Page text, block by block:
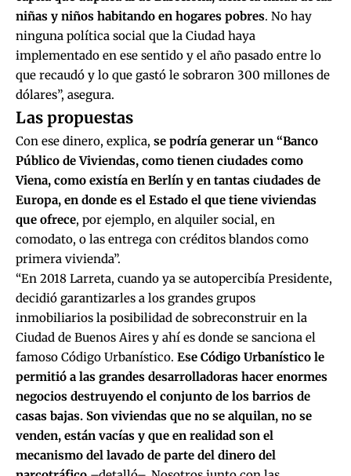
niñas y niños habitando en hogares pobres. No hay
ninguna política social que la Ciudad haya
implementado en ese sentido y el año pasado entre lo
que recaudó y lo que gastó le sobraron 300 millones de
dólares”, asegura.
Las propuestas
Con ese dinero, explica, se podría generar un “Banco
Público de Viviendas, como tienen ciudades como
Viena, como existía en Berlín y en tantas ciudades de
Europa, en donde es el Estado el que tiene viviendas
que ofrece, por ejemplo, en alquiler social, en
comodato, o las entrega con créditos blandos como
primera vivienda”.
“En 2018 Larreta, cuando ya se autopercibía Presidente,
decidió garantizarles a los grandes grupos
inmobiliarios la posibilidad de sobreconstruir en la
Ciudad de Buenos Aires y ahí es donde se sanciona el
famoso Código Urbanístico. Ese Código Urbanístico le
permitió a las grandes desarrolladoras hacer enormes
negocios destruyendo el conjunto de los barrios de
casas bajas. Son viviendas que no se alquilan, no se
venden, están vacías y que en realidad son el
mecanismo del lavado de parte del dinero del